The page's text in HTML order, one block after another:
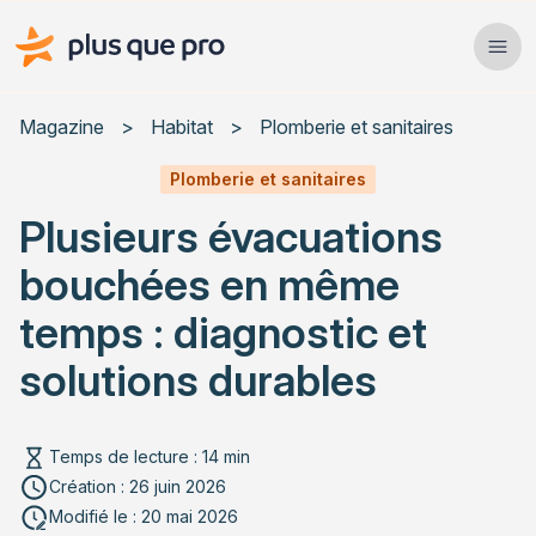
Plus que pro Mag'
Services
Actualités
Magazine > Habitat > Plomberie et sanitaires
Plomberie et sanitaires
Plusieurs évacuations
bouchées en même
temps : diagnostic et
solutions durables
Temps de lecture : 14 min
Création : 26 juin 2026
Modifié le : 20 mai 2026